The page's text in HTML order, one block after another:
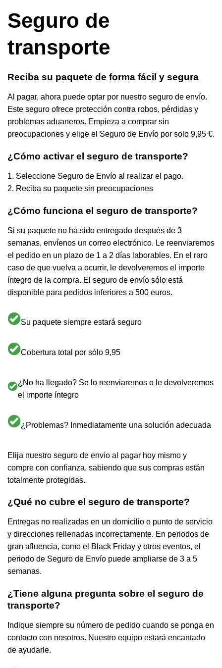
Seguro de
transporte
Reciba su paquete de forma fácil y segura
Al pagar, ahora puede optar por nuestro seguro de envío.
Este seguro ofrece protección contra robos, pérdidas y
problemas aduaneros. Empieza a comprar sin
preocupaciones y elige el Seguro de Envío por solo 9,95 €.
¿Cómo activar el seguro de transporte?
1. Seleccione Seguro de Envío al realizar el pago.
2. Reciba su paquete sin preocupaciones
¿Cómo funciona el seguro de transporte?
Si su paquete no ha sido entregado después de 3
semanas, envíenos un correo electrónico. Le reenviaremos
el pedido en un plazo de 1 a 2 días laborables. En el raro
caso de que vuelva a ocurrir, le devolveremos el importe
íntegro de la compra. El seguro de envío sólo está
disponible para pedidos inferiores a 500 euros.
Su paquete siempre estará seguro
Cobertura total por sólo 9,95
¿No ha llegado? Se lo reenviaremos o le devolveremos
el importe íntegro
¿Problemas? Inmediatamente una solución adecuada
Elija nuestro seguro de envío al pagar hoy mismo y
compre con confianza, sabiendo que sus compras están
totalmente protegidas.
¿Qué no cubre el seguro de transporte?
Entregas no realizadas en un domicilio o punto de servicio
y direcciones rellenadas incorrectamente. En periodos de
gran afluencia, como el Black Friday y otros eventos, el
periodo de Seguro de Envío puede ampliarse de 3 a 5
semanas.
¿Tiene alguna pregunta sobre el seguro de
transporte?
Indique siempre su número de pedido cuando se ponga en
contacto con nosotros. Nuestro equipo estará encantado
de ayudarle.